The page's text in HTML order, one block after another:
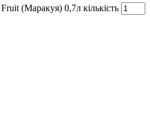
(Маракуя) 0,7л кількість